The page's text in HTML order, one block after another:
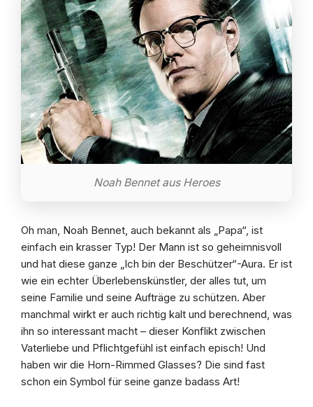
Noah Bennet aus Heroes
Oh man, Noah Bennet, auch bekannt als „Papa“, ist
einfach ein krasser Typ! Der Mann ist so geheimnisvoll
und hat diese ganze „Ich bin der Beschützer“-Aura. Er ist
wie ein echter Überlebenskünstler, der alles tut, um
seine Familie und seine Aufträge zu schützen. Aber
manchmal wirkt er auch richtig kalt und berechnend, was
ihn so interessant macht – dieser Konflikt zwischen
Vaterliebe und Pflichtgefühl ist einfach episch! Und
haben wir die Horn-Rimmed Glasses? Die sind fast
schon ein Symbol für seine ganze badass Art!